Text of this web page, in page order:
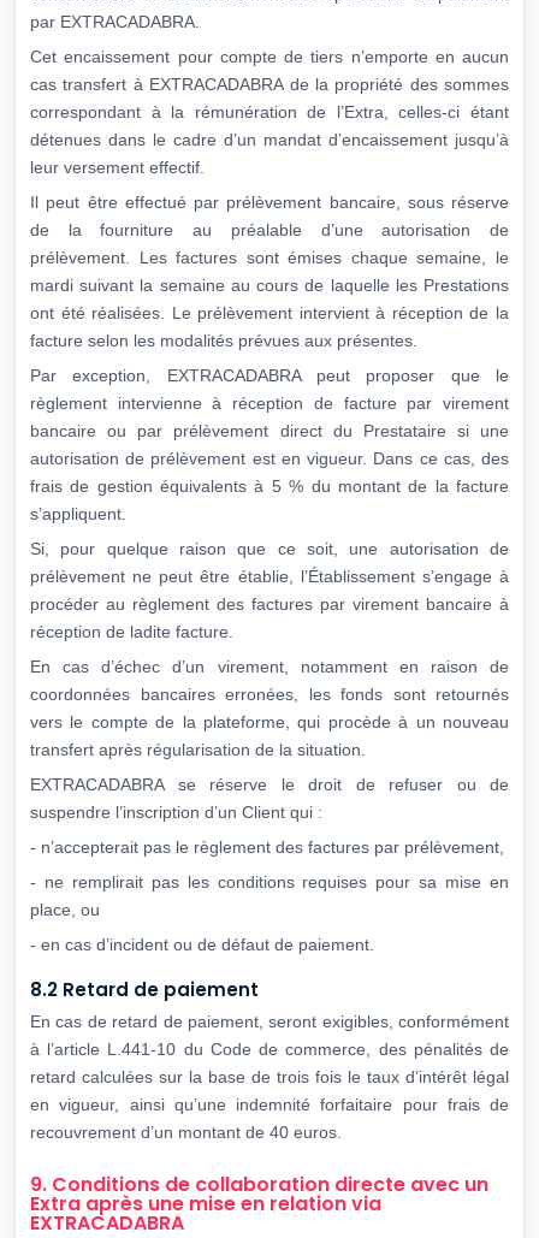
par EXTRACADABRA.
Cet encaissement pour compte de tiers n’emporte en aucun
cas transfert à EXTRACADABRA de la propriété des sommes
correspondant à la rémunération de l’Extra, celles-ci étant
détenues dans le cadre d’un mandat d’encaissement jusqu’à
leur versement effectif.
Il peut être effectué par prélèvement bancaire, sous réserve
de la fourniture au préalable d’une autorisation de
prélèvement. Les factures sont émises chaque semaine, le
mardi suivant la semaine au cours de laquelle les Prestations
ont été réalisées. Le prélèvement intervient à réception de la
facture selon les modalités prévues aux présentes.
Par exception, EXTRACADABRA peut proposer que le
règlement intervienne à réception de facture par virement
bancaire ou par prélèvement direct du Prestataire si une
autorisation de prélèvement est en vigueur. Dans ce cas, des
frais de gestion équivalents à 5 % du montant de la facture
s’appliquent.
Si, pour quelque raison que ce soit, une autorisation de
prélèvement ne peut être établie, l’Établissement s’engage à
procéder au règlement des factures par virement bancaire à
réception de ladite facture.
En cas d’échec d’un virement, notamment en raison de
coordonnées bancaires erronées, les fonds sont retournés
vers le compte de la plateforme, qui procède à un nouveau
transfert après régularisation de la situation.
EXTRACADABRA se réserve le droit de refuser ou de
suspendre l’inscription d’un Client qui :
- n’accepterait pas le règlement des factures par prélèvement,
- ne remplirait pas les conditions requises pour sa mise en
place, ou
- en cas d’incident ou de défaut de paiement.
8.2 Retard de paiement
En cas de retard de paiement, seront exigibles, conformément
à l’article L.441-10 du Code de commerce, des pénalités de
retard calculées sur la base de trois fois le taux d’intérêt légal
en vigueur, ainsi qu’une indemnité forfaitaire pour frais de
recouvrement d’un montant de 40 euros.
9. Conditions de collaboration directe avec un
Extra après une mise en relation via
EXTRACADABRA